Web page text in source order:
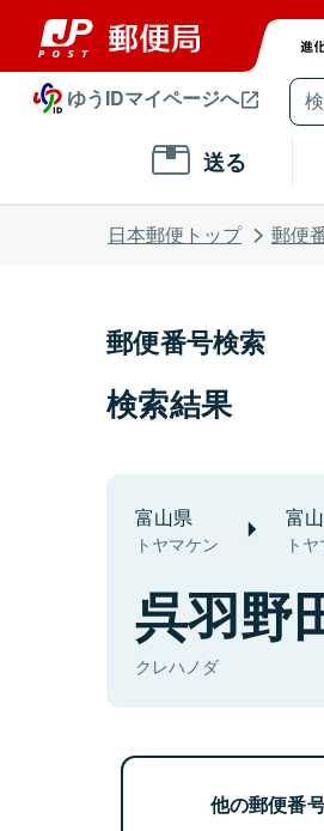
ゆうIDマイページへ
送る
日本郵便トップ 郵便
郵便番号検索
検索結果
富山県
トヤマケン
富
ト
呉羽野
クレハノダ
他の郵便番